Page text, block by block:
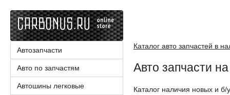
Каталог авто запчастей в
Авто запчасти
Каталог наличия новых и б/
Автозапчасти
Авто по запчастям
Автошины легковые